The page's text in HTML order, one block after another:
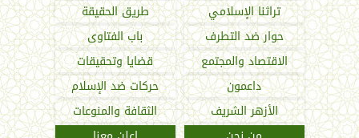
تراثنا الإسلامي
طريق الحقيقة
حوار ضد التطرف
باب الفتاوى
الاقتصاد والمجتمع
قضايا وتحقيقات
داعمون
حركات ضد الإسلام
الأزهر الشريف
الثقافة والمنوعات